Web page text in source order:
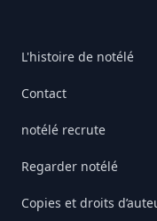
L'histoire de notélé
Contact
notélé recrute
Regarder notélé
Copies et droits